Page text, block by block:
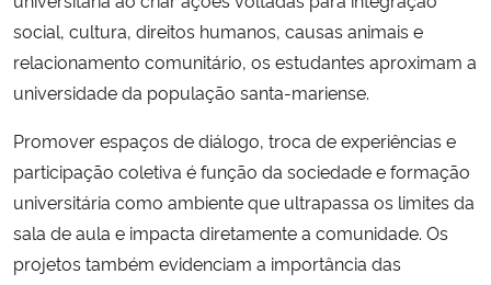
social, cultura, direitos humanos, causas animais e
relacionamento comunitário, os estudantes aproximam a
universidade da população santa-mariense.
Promover espaços de diálogo, troca de experiências e
participação coletiva é função da sociedade e formação
universitária como ambiente que ultrapassa os limites da
sala de aula e impacta diretamente a comunidade. Os
projetos também evidenciam a importância das